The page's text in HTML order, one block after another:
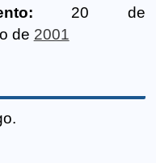
20 de
de 2001